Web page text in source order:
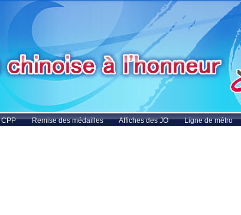
CPP Remise des médailles Affiches des JO Ligne de métro